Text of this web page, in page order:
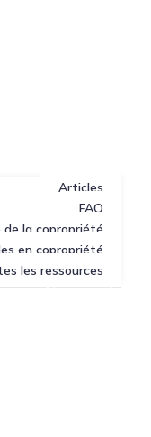
Articles
FAQ
de la copropriété
en copropriété
les ressources
Nous joindre